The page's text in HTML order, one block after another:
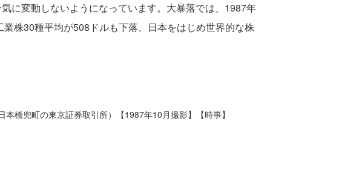
に変動しないようになっています。大暴落では、1987年
業株30種平均が508ドルも下落、日本をはじめ世界的な株
橋兜町の東京証券取引所）【1987年10月撮影】【時事】